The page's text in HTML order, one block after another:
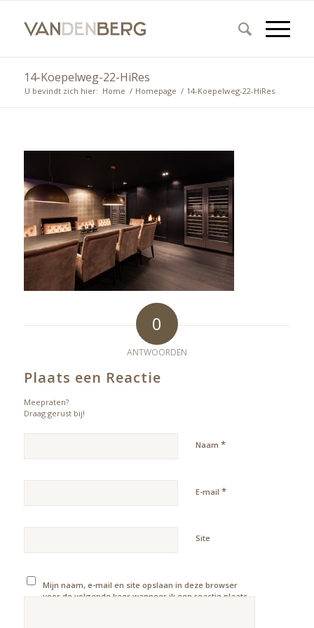
14-Koepelweg-22-HiRes
U bevindt zich hier: Home / Homepage / 14-Koepelweg-22-HiRes
0
ANTWOORDEN
Plaats een Reactie
Meepraten?
Draag gerust bij!
Naam *
E-mail *
Site
Mijn naam, e-mail en site opslaan in deze browser
voor de volgende keer wanneer ik een reactie plaats.